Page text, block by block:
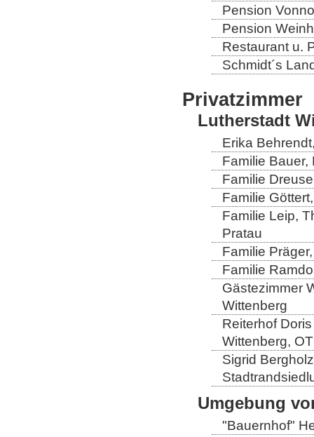
Pension
Pension
Restaurant u.
Schmidt´s
Privatzimmer
Lutherstadt
Erika
Familie Bauer,
Familie
Familie
Familie Leip,
Pratau
Familie
Familie
Gästezimmer
Wittenberg
Reiterhof
Wittenberg,
Sigrid
Umgebung
"Bauernhof"